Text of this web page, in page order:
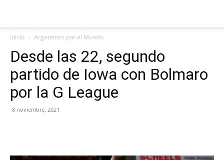
Inicio Argentinos por el Mundo
Desde las 22, segundo
partido de Iowa con Bolmaro
por la G League
8 noviembre, 2021